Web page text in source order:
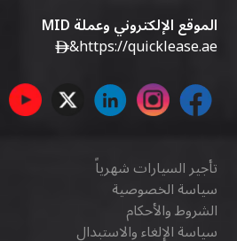
الموقع الإلكتروني وعملة MID
https://quicklease.ae
&
تأجير السيارات شهرياً
سياسة الخصوصية
الشروط والأحكام
سياسة الإلغاء والاستبدال